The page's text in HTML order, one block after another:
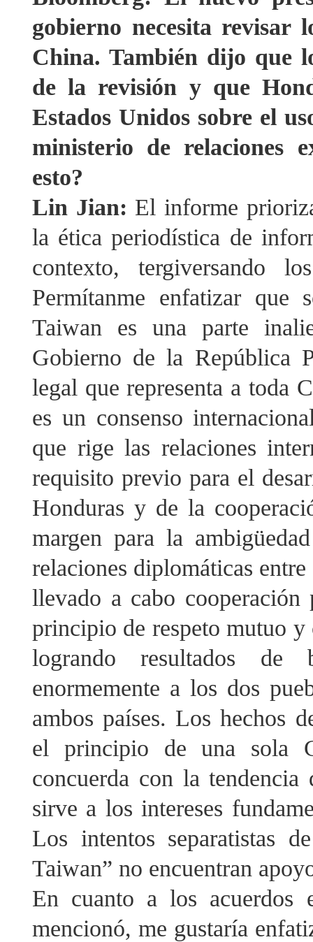
gobierno necesita revisar
China. También dijo que
de la revisión y que
Estados Unidos sobre el
ministerio de relaciones
esto?
Lin Jian: El informe
la ética periodística de
contexto, tergiversando
Permítanme enfatizar
Taiwan es una parte
Gobierno de la República
legal que representa a toda
es un consenso
que rige las relaciones
requisito previo para el
Honduras y de la
margen para la
relaciones diplomáticas
llevado a cabo
principio de respeto mutuo
logrando resultados de
enormemente a los dos
ambos países. Los hechos
el principio de una sola
concuerda con la
sirve a los intereses
Los intentos separatistas
Taiwan” no encuentran
En cuanto a los acuerdos
mencionó, me gustaría